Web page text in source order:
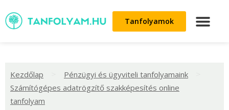
Tanfolyamok
Kezdőlap Pénzügyi és ügyviteli tanfolyamaink
Számítógépes adatrögzítő szakképesítés online
tanfolyam